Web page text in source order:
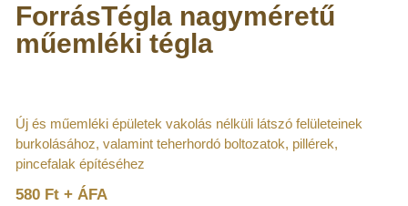
ForrásTégla nagyméretű
műemléki tégla
Új és műemléki épületek vakolás nélküli látszó felületeinek
burkolásához, valamint teherhordó boltozatok, pillérek,
pincefalak építéséhez
580 Ft + ÁFA